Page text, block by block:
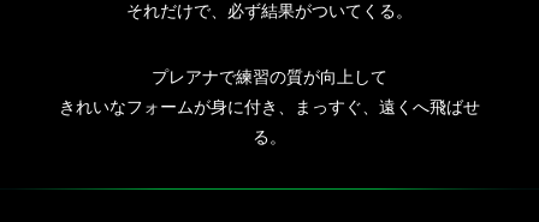
それだけで、必ず結果がついてくる。
プレアナで練習の質が向上して
きれいなフォームが身に付き、まっすぐ、遠くへ飛ばせ
る。